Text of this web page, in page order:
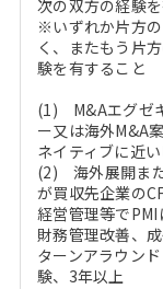
次の双方の経験
※いずれか片方
く、またもう片
験を有すること
(1) M&Aエグゼ
ー又は海外M&A
ネイティブに近
(2) 海外展開ま
が買収先企業の
経営管理等で
財務管理改善、
ターンアラウン
験、3年以上